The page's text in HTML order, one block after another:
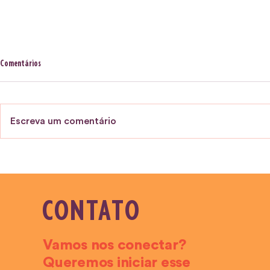
Comentários
Escreva um comentário
CONTATO
Vamos nos conectar?
Queremos iniciar esse